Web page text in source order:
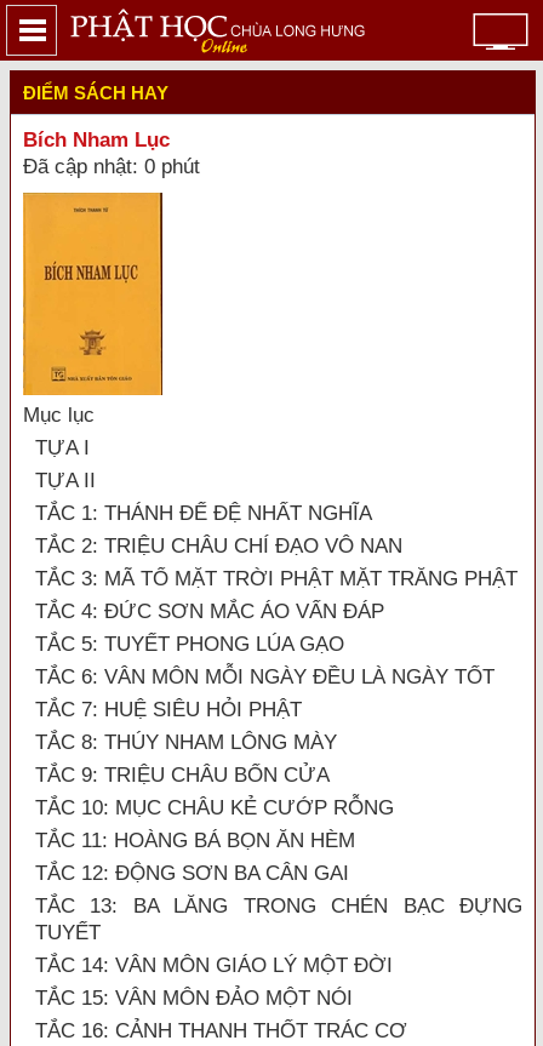
ĐIỂM SÁCH HAY
Bích Nham Lục
Đã cập nhật: 0 phút
Mục lục
TỰA I
TỰA II
TẮC 1: THÁNH ĐẾ ĐỆ NHẤT NGHĨA
TẮC 2: TRIỆU CHÂU CHÍ ĐẠO VÔ NAN
TẮC 3: MÃ TỔ MẶT TRỜI PHẬT MẶT TRĂNG PHẬT
TẮC 4: ĐỨC SƠN MẮC ÁO VẤN ĐÁP
TẮC 5: TUYẾT PHONG LÚA GẠO
TẮC 6: VÂN MÔN MỖI NGÀY ĐỀU LÀ NGÀY TỐT
TẮC 7: HUỆ SIÊU HỎI PHẬT
TẮC 8: THÚY NHAM LÔNG MÀY
TẮC 9: TRIỆU CHÂU BỐN CỬA
TẮC 10: MỤC CHÂU KẺ CƯỚP RỖNG
TẮC 11: HOÀNG BÁ BỌN ĂN HÈM
TẮC 12: ĐỘNG SƠN BA CÂN GAI
TẮC 13: BA LĂNG TRONG CHÉN BẠC ĐỰNG
TUYẾT
TẮC 14: VÂN MÔN GIÁO LÝ MỘT ĐỜI
TẮC 15: VÂN MÔN ĐẢO MỘT NÓI
TẮC 16: CẢNH THANH THỐT TRÁC CƠ